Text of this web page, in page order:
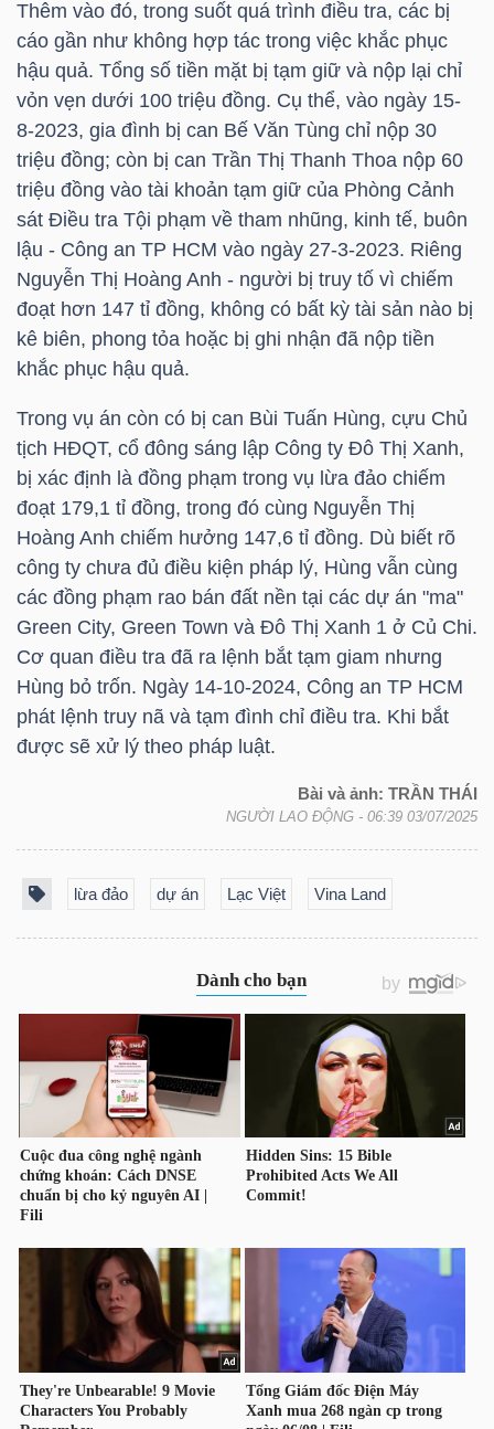
Thêm vào đó, trong suốt quá trình điều tra, các bị
cáo gần như không hợp tác trong việc khắc phục
hậu quả. Tổng số tiền mặt bị tạm giữ và nộp lại chỉ
vỏn vẹn dưới 100 triệu đồng. Cụ thể, vào ngày 15-
8-2023, gia đình bị can Bế Văn Tùng chỉ nộp 30
triệu đồng; còn bị can Trần Thị Thanh Thoa nộp 60
triệu đồng vào tài khoản tạm giữ của Phòng Cảnh
sát Điều tra Tội phạm về tham nhũng, kinh tế, buôn
lậu - Công an TP HCM vào ngày 27-3-2023. Riêng
Nguyễn Thị Hoàng Anh - người bị truy tố vì chiếm
đoạt hơn 147 tỉ đồng, không có bất kỳ tài sản nào bị
kê biên, phong tỏa hoặc bị ghi nhận đã nộp tiền
khắc phục hậu quả.
Trong vụ án còn có bị can Bùi Tuấn Hùng, cựu Chủ
tịch HĐQT, cổ đông sáng lập Công ty Đô Thị Xanh,
bị xác định là đồng phạm trong vụ lừa đảo chiếm
đoạt 179,1 tỉ đồng, trong đó cùng Nguyễn Thị
Hoàng Anh chiếm hưởng 147,6 tỉ đồng. Dù biết rõ
công ty chưa đủ điều kiện pháp lý, Hùng vẫn cùng
các đồng phạm rao bán đất nền tại các dự án "ma"
Green City, Green Town và Đô Thị Xanh 1 ở Củ Chi.
Cơ quan điều tra đã ra lệnh bắt tạm giam nhưng
Hùng bỏ trốn. Ngày 14-10-2024, Công an TP HCM
phát lệnh truy nã và tạm đình chỉ điều tra. Khi bắt
được sẽ xử lý theo pháp luật.
Bài và ảnh: TRẦN THÁI
NGƯỜI LAO ĐỘNG - 06:39 03/07/2025
lừa đảo dự án Lạc Việt Vina Land
YẾU
THIẾT
CHĂM
SỨC
TÀI
CHÍNH
TRUYỀN
THÔNG
ÍCH
BẤT
ĐỘNG